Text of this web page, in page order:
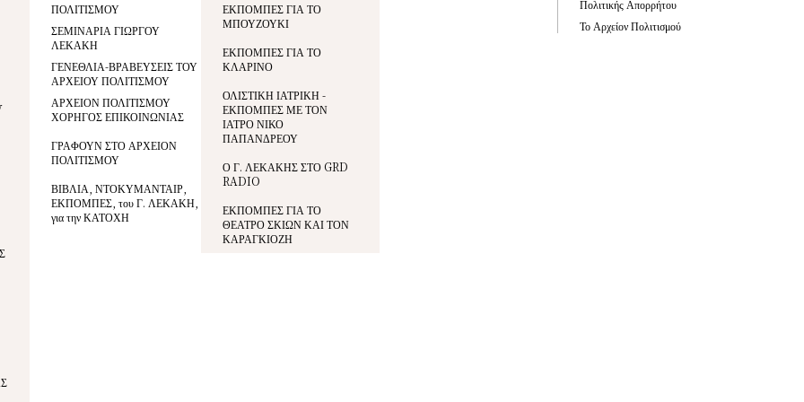
ΠΟΛΙΤΙΣΜΟΥ
ΣΕΜΙΝΑΡΙΑ ΓΙΩΡΓΟΥ
ΛΕΚΑΚΗ
ΓΕΝΕΘΛΙΑ-ΒΡΑΒΕΥΣΕΙΣ ΤΟΥ
ΑΡΧΕΙΟΥ ΠΟΛΙΤΙΣΜΟΥ
ΑΡΧΕΙΟΝ ΠΟΛΙΤΙΣΜΟΥ
ΧΟΡΗΓΟΣ ΕΠΙΚΟΙΝΩΝΙΑΣ
ΓΡΑΦΟΥΝ ΣΤΟ ΑΡΧΕΙΟΝ
ΠΟΛΙΤΙΣΜΟΥ
ΒΙΒΛΙΑ, ΝΤΟΚΥΜΑΝΤΑΙΡ,
ΕΚΠΟΜΠΕΣ, του Γ. ΛΕΚΑΚΗ,
για την ΚΑΤΟΧΗ
ΕΚΠΟΜΠΕΣ ΓΙΑ ΤΟ
ΜΠΟΥΖΟΥΚΙ
ΕΚΠΟΜΠΕΣ ΓΙΑ ΤΟ
ΚΛΑΡΙΝΟ
ΟΛΙΣΤΙΚΗ ΙΑΤΡΙΚΗ -
ΕΚΠΟΜΠΕΣ ΜΕ ΤΟΝ
ΙΑΤΡΟ ΝΙΚΟ
ΠΑΠΑΝΔΡΕΟΥ
Ο Γ. ΛΕΚΑΚΗΣ ΣΤΟ GRD
RADIO
ΕΚΠΟΜΠΕΣ ΓΙΑ ΤΟ
ΘΕΑΤΡΟ ΣΚΙΩΝ ΚΑΙ ΤΟΝ
ΚΑΡΑΓΚΙΟΖΗ
Πολιτικής Απορρήτου
Το Αρχείον Πολιτισμού